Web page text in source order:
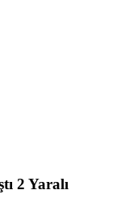
2 Yaralı